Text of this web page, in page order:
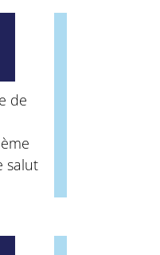
de
salut